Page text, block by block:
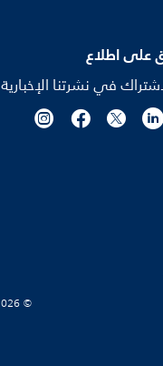
على اطلاع
في نشرتنا الإخبارية
© Koninklijke Philips N.V., 2004 - 2026. كل الحقوق محفوظة.